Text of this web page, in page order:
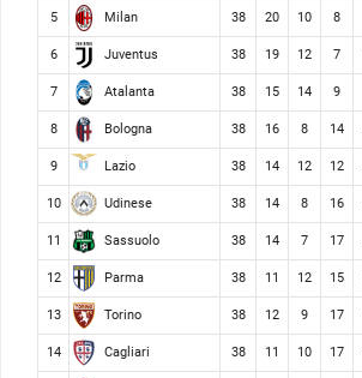
5 Milan 38 20 10 8
6 Juventus 38 19 12 7
7 Atalanta 38 15 14 9
8 Bologna 38 16 8 14
9 Lazio 38 14 12 12
10 Udinese 38 14 8 16
11 Sassuolo 38 14 7 17
12 Parma 38 11 12 15
13 Torino 38 12 9 17
14 Cagliari 38 11 10 17